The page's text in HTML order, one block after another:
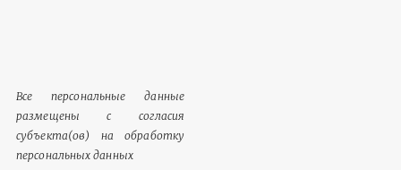
Все персональные данные
размещены с согласия
субъекта(ов) на обработку
персональных данных